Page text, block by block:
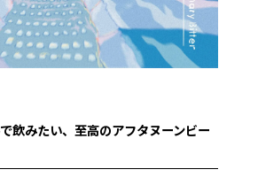
飲みたい、至高のアフタヌーンビー